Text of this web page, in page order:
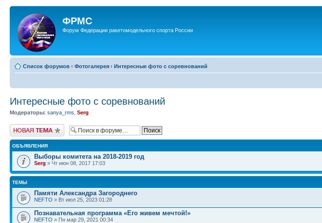
ФРМС
Форум Федерации ракетомодельного спорта России
Список форумов ‹ Фотогалерея ‹ Интересные фото с соревнований
Интересные фото с соревнований
Модераторы: sanya_rms Serg
Новая тема
ОБЪЯВЛЕНИЯ
Выборы комитета на 2018-2019 год
Serg » Чт июн 08, 2017 17:03
ТЕМЫ
Памяти Александра Загороднего
NEFTO » Вт июл 25, 2023 01:28
Познавательная программа «Его живем мечтой!»
NEFTO » Пн мар 29, 2021 00:34